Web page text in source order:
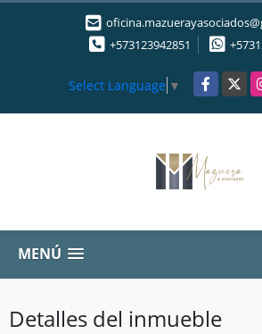
+573123942851
Select Language ▼ Facebook
X
MENÚ
Detalles del inmueble